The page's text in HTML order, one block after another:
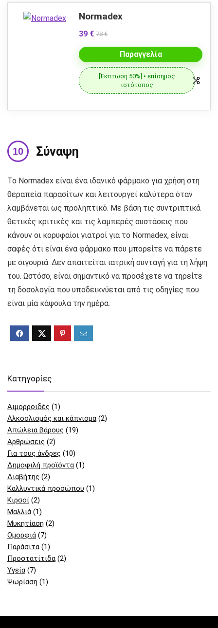
Normadex
39 € 78 €
Παραγγελία
[Έκπτωση 50%] • επίσημος
ιστότοπος
Σύναψη
Το Normadex είναι ένα ιδανικό φάρμακο για χρήση στη
θεραπεία παρασίτων και λειτουργεί καλύτερα όταν
λαμβάνεται ως προληπτικό. Με βάση τις συντριπτικά
θετικές κριτικές και τις λαμπερές συστάσεις που
κάνουν οι κορυφαίοι γιατροί για το Normadex, είναι
σαφές ότι είναι ένα φάρμακο που μπορείτε να πάρετε
με σιγουριά. Δεν απαιτείται ιατρική συνταγή για τη λήψη
του. Ωστόσο, είναι σημαντικό να προσέχετε να τηρείτε
τη δοσολογία που υποδεικνύεται από τις οδηγίες που
είναι μία κάψουλα την ημέρα.
Kατηγορίες
Αιμορροϊδές (1)
Αλκοολισμός και κάπνισμα (2)
Απώλεια βάρους (19)
Αρθρώσεις (2)
Για τους άνδρες (10)
Δημοφιλή προϊόντα (1)
Διαβήτης (2)
Καλλυντικά προσώπου (1)
Κιρσοί (2)
Μαλλιά (1)
Μυκητίαση (2)
Ομορφιά (7)
Παράσιτα (1)
Προστατίτιδα (2)
Υγεία (7)
Ψωρίαση (1)